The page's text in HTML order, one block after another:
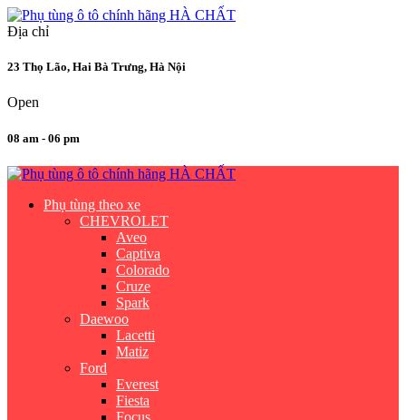
Địa chỉ
23 Thọ Lão, Hai Bà Trưng, Hà Nội
Open
08 am - 06 pm
Phụ tùng theo xe
CHEVROLET
Aveo
Captiva
Colorado
Cruze
Spark
Daewoo
Lacetti
Matiz
Ford
Everest
Fiesta
Focus